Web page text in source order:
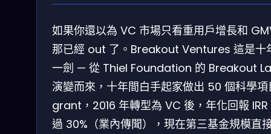
如果你還以為 VC 市場只看重用戶增長和
那已經 out 了。Breakout Ventures 這是十
一劍 — 從 Thiel Foundation 的 Breakout
演變而來，十年間白手起家做出 50 個科學項
grant，2016 年轉型為 VC 後，年化回報 IRR
過 30%（業內傳聞），現在第三基金規模直